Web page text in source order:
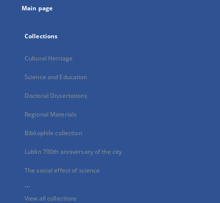
Main page
Collections
Cultural Heritage
Science and Education
Doctoral Dissertations
Regional Materials
Bibliophile collection
Lublin 700th anniversary of the city
The social effect of science
...
View all collections